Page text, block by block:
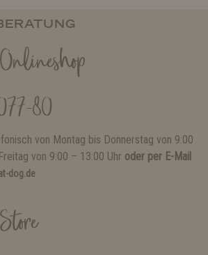
80
von Montag bis Donnerstag von 9:00
von 9:00 – 13:00 Uhr oder per E-Mail
dog.de